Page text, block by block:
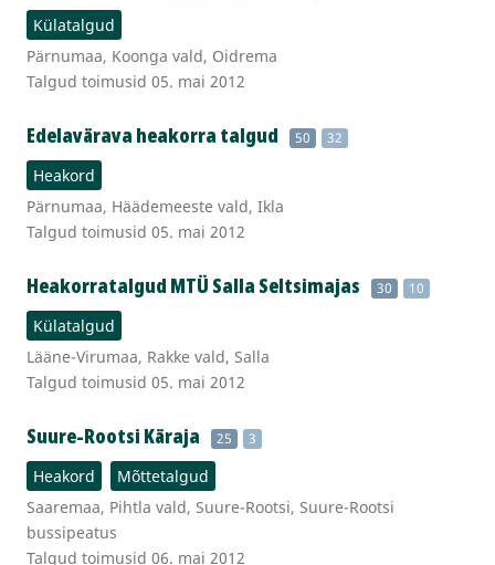
Külatalgud
Pärnumaa, Koonga vald, Oidrema
Talgud toimusid 05. mai 2012
Edelavärava heakorra talgud 50 32
Heakord
Pärnumaa, Häädemeeste vald, Ikla
Talgud toimusid 05. mai 2012
Heakorratalgud MTÜ Salla Seltsimajas 30 10
Külatalgud
Lääne-Virumaa, Rakke vald, Salla
Talgud toimusid 05. mai 2012
Suure-Rootsi Käraja 25 3
Heakord
Mõttetalgud
Saaremaa, Pihtla vald, Suure-Rootsi, Suure-Rootsi
bussipeatus
Talgud toimusid 06. mai 2012